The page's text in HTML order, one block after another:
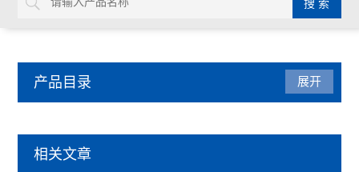
产品目录
减压仪
展开
相关文章